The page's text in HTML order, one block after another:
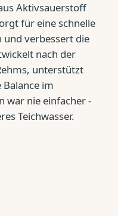
Aktivsauerstoff
für eine schnelle
und verbessert die
nach der
unterstützt
im
war nie einfacher -
Teichwasser.